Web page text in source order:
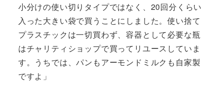
小分けの使い切りタイプではなく、20回分くらい
入った大きい袋で買うことにしました。使い捨て
プラスチックは一切買わず、容器として必要な瓶
はチャリティショップで買ってリユースしていま
す。うちでは、パンもアーモンドミルクも自家製
ですよ」